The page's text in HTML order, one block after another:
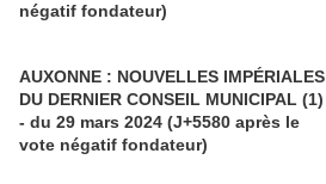
négatif fondateur)
AUXONNE : NOUVELLES IMPÉRIALES
DU DERNIER CONSEIL MUNICIPAL (1)
- du 29 mars 2024 (J+5580 après le
vote négatif fondateur)